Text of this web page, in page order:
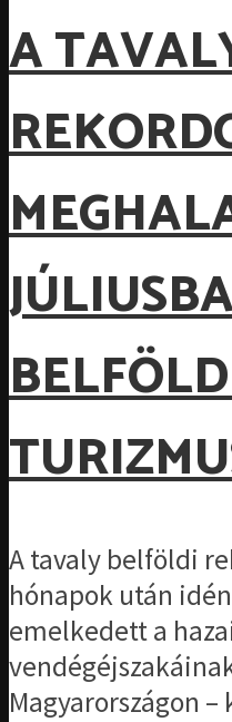
A
A tavaly belföldi
hónapok után
emelkedett a
Magyarországon –